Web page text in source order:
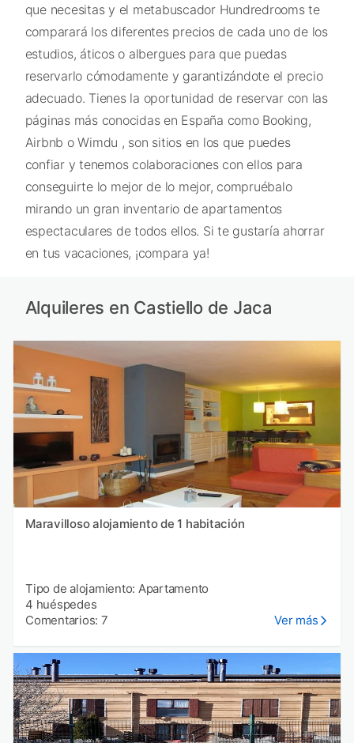
que necesitas y el metabuscador Hundredrooms te
comparará los diferentes precios de cada uno de los
estudios, áticos o albergues para que puedas
reservarlo cómodamente y garantizándote el precio
adecuado. Tienes la oportunidad de reservar con las
páginas más conocidas en España como Booking,
Airbnb o Wimdu , son sitios en los que puedes
confiar y tenemos colaboraciones con ellos para
conseguirte lo mejor de lo mejor, compruébalo
mirando un gran inventario de apartamentos
espectaculares de todos ellos. Si te gustaría ahorrar
en tus vacaciones, ¡compara ya!
Alquileres en Castiello de Jaca
Maravilloso alojamiento de 1 habitación
Tipo de alojamiento: Apartamento
4 huéspedes
Comentarios: 7
Ver más